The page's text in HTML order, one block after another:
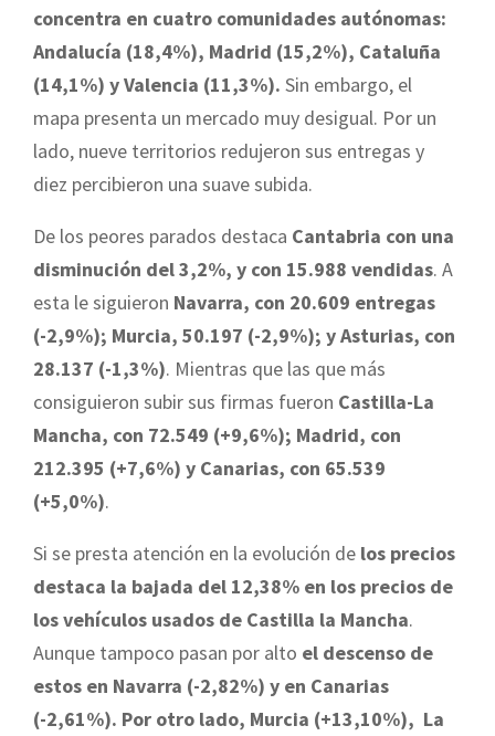
concentra en cuatro comunidades autónomas:
Andalucía (18,4%), Madrid (15,2%), Cataluña
(14,1%) y Valencia (11,3%). Sin embargo, el
mapa presenta un mercado muy desigual. Por un
lado, nueve territorios redujeron sus entregas y
diez percibieron una suave subida.
De los peores parados destaca Cantabria con una
disminución del 3,2%, y con 15.988 vendidas. A
esta le siguieron Navarra, con 20.609 entregas
(-2,9%); Murcia, 50.197 (-2,9%); y Asturias, con
28.137 (-1,3%). Mientras que las que más
consiguieron subir sus firmas fueron Castilla-La
Mancha, con 72.549 (+9,6%); Madrid, con
212.395 (+7,6%) y Canarias, con 65.539
(+5,0%).
Si se presta atención en la evolución de los precios
destaca la bajada del 12,38% en los precios de
los vehículos usados de Castilla la Mancha.
Aunque tampoco pasan por alto el descenso de
estos en Navarra (-2,82%) y en Canarias
(-2,61%). Por otro lado, Murcia (+13,10%), La